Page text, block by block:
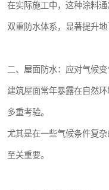
在实际施工中，这种涂料
双重防水体系，显著提升地
二、屋面防水：应对气候
建筑屋面常年暴露在自然
多重考验。
尤其是在一些气候条件复
至关重要。